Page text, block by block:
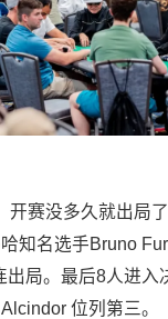
开赛没多久就出局
知名选手Bruno
出局。最后8人进入
位列第三。